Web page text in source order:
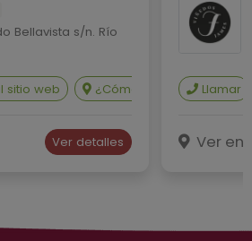
Bellavista s/n. Río
sitio web ¿Cómo llegar? Ver
Ver detalles
Llamar
Ver en